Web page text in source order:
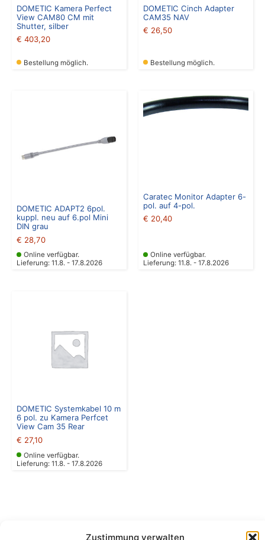
Zustimmung verwalten
DOMETIC Kamera Perfect
View CAM80 CM mit
Shutter, silber
€ 403,20
Bestellung möglich.
DOMETIC Cinch Adapter
CAM35 NAV
€ 26,50
Bestellung möglich.
DOMETIC ADAPT2 6pol.
kuppl. neu auf 6.pol Mini
DIN grau
€ 28,70
Online verfügbar.
Lieferung: 11.8. - 17.8.2026
Caratec Monitor Adapter 6-
pol. auf 4-pol.
€ 20,40
Online verfügbar.
Lieferung: 11.8. - 17.8.2026
DOMETIC Systemkabel 10 m
6 pol. zu Kamera Perfcet
View Cam 35 Rear
€ 27,10
Online verfügbar.
Lieferung: 11.8. - 17.8.2026